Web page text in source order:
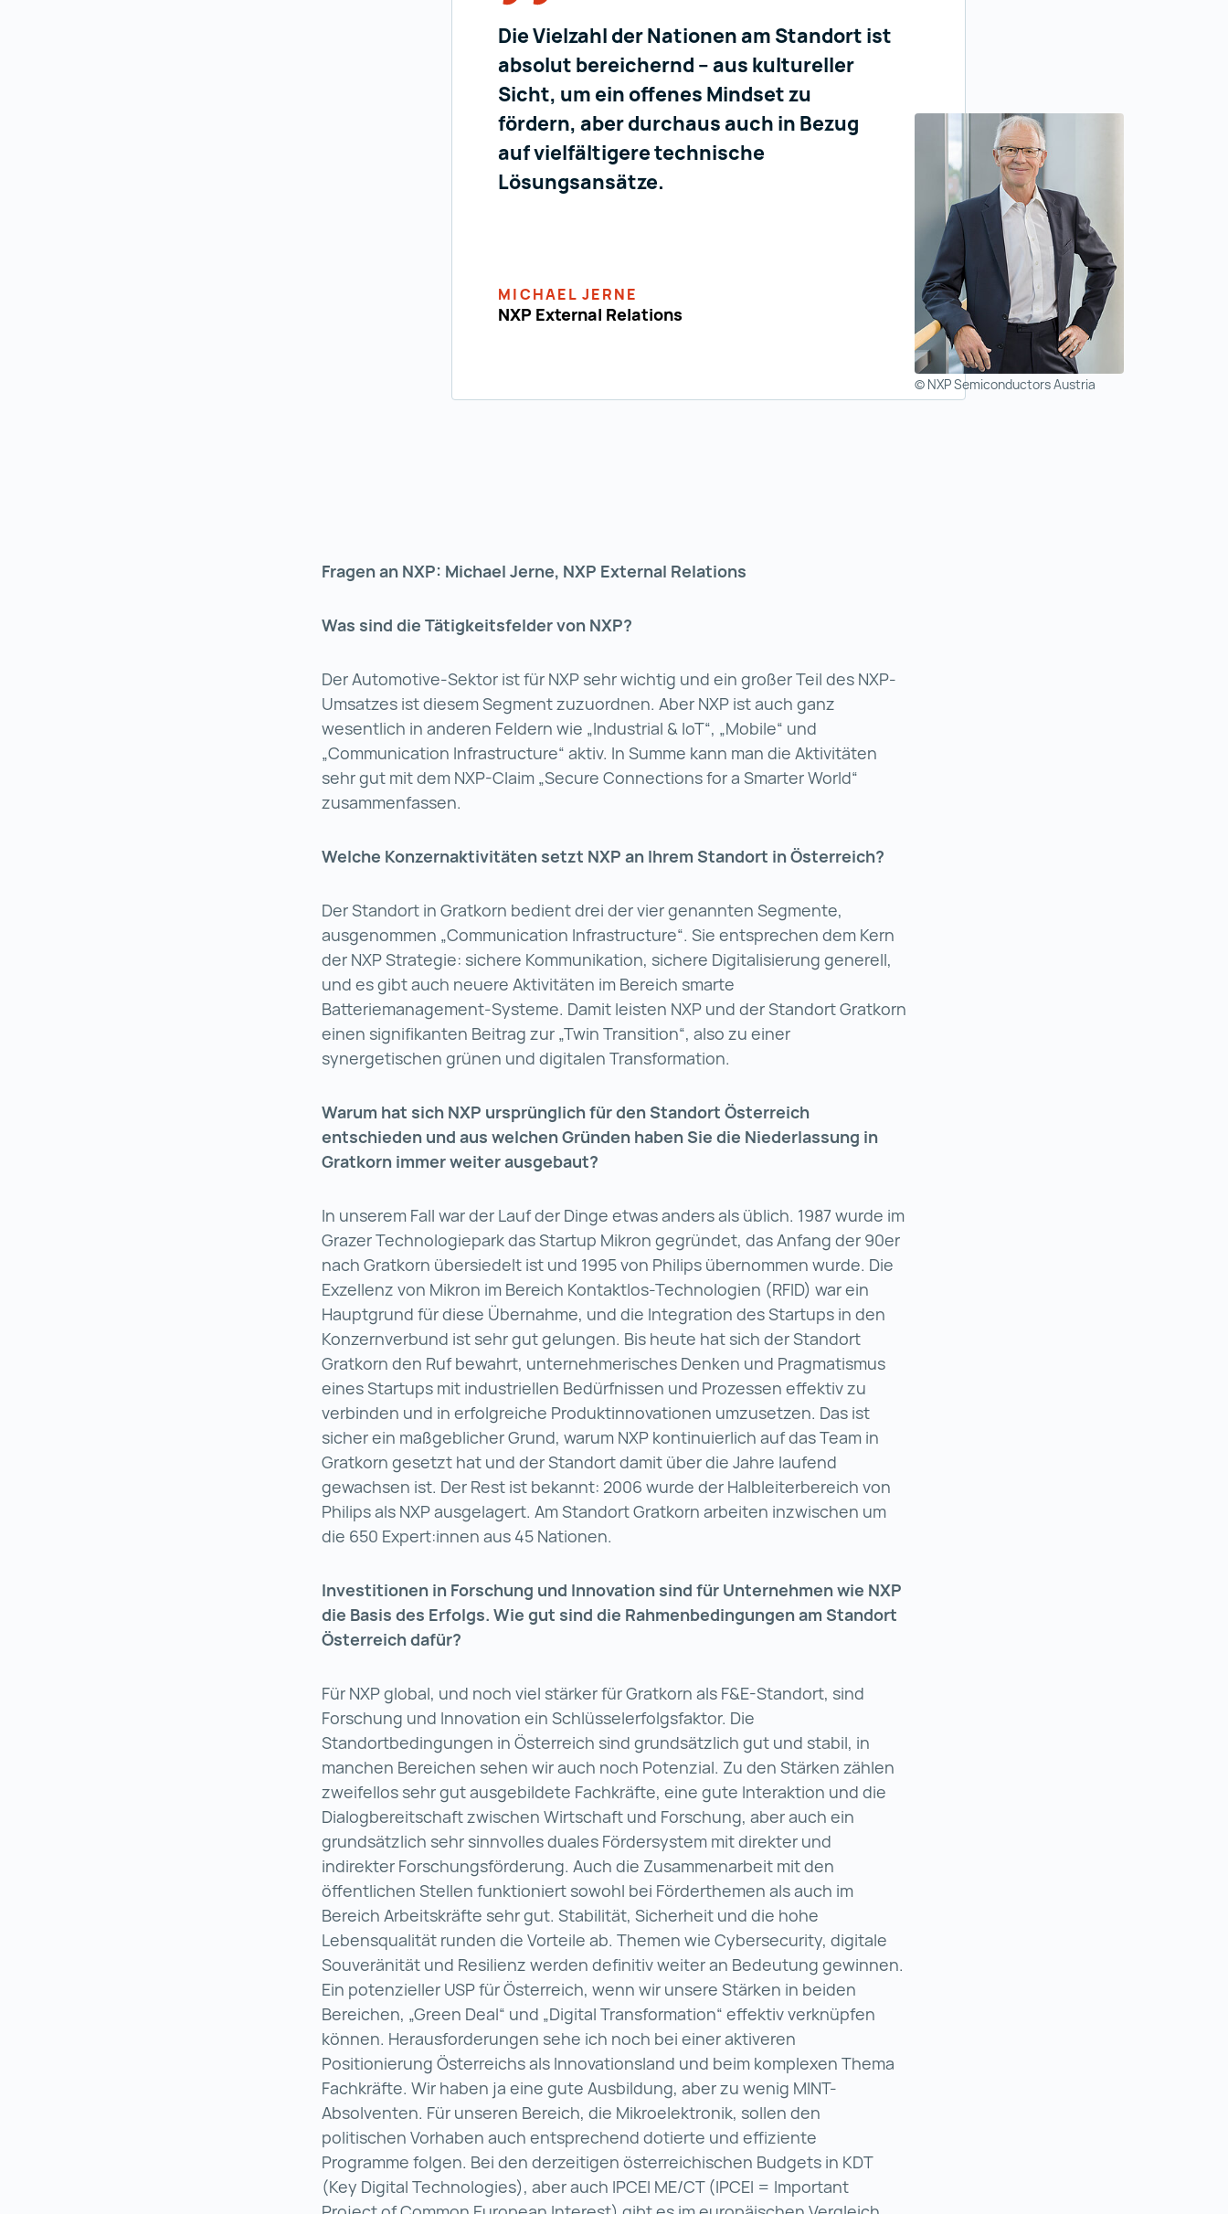
Die Vielzahl der Nationen am Standort ist
absolut bereichernd – aus kultureller
Sicht, um ein offenes Mindset zu
fördern, aber durchaus auch in Bezug
auf vielfältigere technische
Lösungsansätze.
MICHAEL JERNE
NXP External Relations
© NXP Semiconductors Austria
Fragen an NXP: Michael Jerne, NXP External Relations
Was sind die Tätigkeitsfelder von NXP?
Der Automotive-Sektor ist für NXP sehr wichtig und ein großer Teil des NXP-
Umsatzes ist diesem Segment zuzuordnen. Aber NXP ist auch ganz
wesentlich in anderen Feldern wie „Industrial & IoT“, „Mobile“ und
„Communication Infrastructure“ aktiv. In Summe kann man die Aktivitäten
sehr gut mit dem NXP-Claim „Secure Connections for a Smarter World“
zusammenfassen.
Welche Konzernaktivitäten setzt NXP an Ihrem Standort in Österreich?
Der Standort in Gratkorn bedient drei der vier genannten Segmente,
ausgenommen „Communication Infrastructure“. Sie entsprechen dem Kern
der NXP Strategie: sichere Kommunikation, sichere Digitalisierung generell,
und es gibt auch neuere Aktivitäten im Bereich smarte
Batteriemanagement-Systeme. Damit leisten NXP und der Standort Gratkorn
einen signifikanten Beitrag zur „Twin Transition“, also zu einer
synergetischen grünen und digitalen Transformation.
Warum hat sich NXP ursprünglich für den Standort Österreich
entschieden und aus welchen Gründen haben Sie die Niederlassung in
Gratkorn immer weiter ausgebaut?
In unserem Fall war der Lauf der Dinge etwas anders als üblich. 1987 wurde im
Grazer Technologiepark das Startup Mikron gegründet, das Anfang der 90er
nach Gratkorn übersiedelt ist und 1995 von Philips übernommen wurde. Die
Exzellenz von Mikron im Bereich Kontaktlos-Technologien (RFID) war ein
Hauptgrund für diese Übernahme, und die Integration des Startups in den
Konzernverbund ist sehr gut gelungen. Bis heute hat sich der Standort
Gratkorn den Ruf bewahrt, unternehmerisches Denken und Pragmatismus
eines Startups mit industriellen Bedürfnissen und Prozessen effektiv zu
verbinden und in erfolgreiche Produktinnovationen umzusetzen. Das ist
sicher ein maßgeblicher Grund, warum NXP kontinuierlich auf das Team in
Gratkorn gesetzt hat und der Standort damit über die Jahre laufend
gewachsen ist. Der Rest ist bekannt: 2006 wurde der Halbleiterbereich von
Philips als NXP ausgelagert. Am Standort Gratkorn arbeiten inzwischen um
die 650 Expert:innen aus 45 Nationen.
Investitionen in Forschung und Innovation sind für Unternehmen wie NXP
die Basis des Erfolgs. Wie gut sind die Rahmenbedingungen am Standort
Österreich dafür?
Für NXP global, und noch viel stärker für Gratkorn als F&E-Standort, sind
Forschung und Innovation ein Schlüsselerfolgsfaktor. Die
Standortbedingungen in Österreich sind grundsätzlich gut und stabil, in
manchen Bereichen sehen wir auch noch Potenzial. Zu den Stärken zählen
zweifellos sehr gut ausgebildete Fachkräfte, eine gute Interaktion und die
Dialogbereitschaft zwischen Wirtschaft und Forschung, aber auch ein
grundsätzlich sehr sinnvolles duales Fördersystem mit direkter und
indirekter Forschungsförderung. Auch die Zusammenarbeit mit den
öffentlichen Stellen funktioniert sowohl bei Förderthemen als auch im
Bereich Arbeitskräfte sehr gut. Stabilität, Sicherheit und die hohe
Lebensqualität runden die Vorteile ab. Themen wie Cybersecurity, digitale
Souveränität und Resilienz werden definitiv weiter an Bedeutung gewinnen.
Ein potenzieller USP für Österreich, wenn wir unsere Stärken in beiden
Bereichen, „Green Deal“ und „Digital Transformation“ effektiv verknüpfen
können. Herausforderungen sehe ich noch bei einer aktiveren
Positionierung Österreichs als Innovationsland und beim komplexen Thema
Fachkräfte. Wir haben ja eine gute Ausbildung, aber zu wenig MINT-
Absolventen. Für unseren Bereich, die Mikroelektronik, sollen den
politischen Vorhaben auch entsprechend dotierte und effiziente
Programme folgen. Bei den derzeitigen österreichischen Budgets in KDT
(Key Digital Technologies), aber auch IPCEI ME/CT (IPCEI = Important